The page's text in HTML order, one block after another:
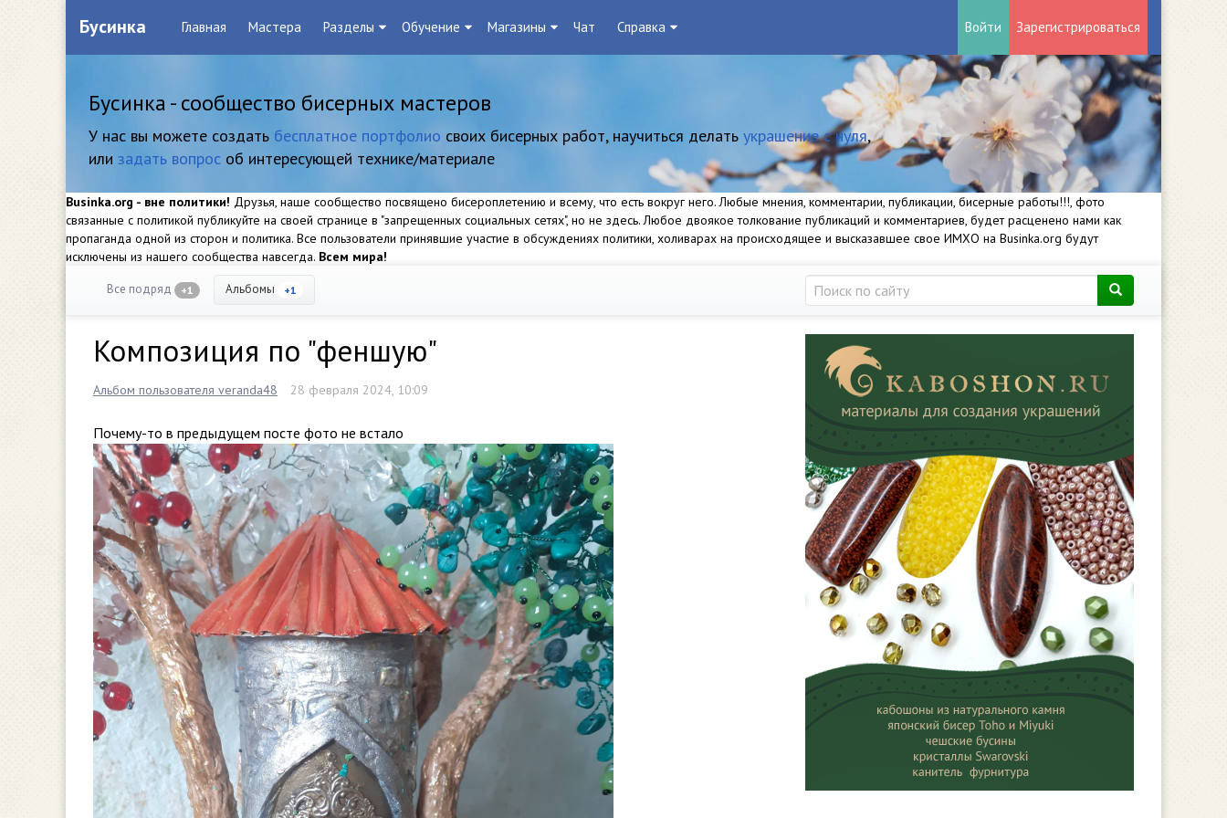
Бусинка Главная Мастера Разделы Обучение Магазины Чат Справка Войти Зарегистрироваться
Бусинка - сообщество бисерных мастеров
У нас вы можете создать бесплатное портфолио своих бисерных работ, научиться делать украшение с нуля,
или задать вопрос об интересующей технике/материале
Businka.org - вне политики! Друзья, наше сообщество посвящено бисероплетению и всему, что есть вокруг него. Любые мнения, комментарии, публикации, бисерные работы!!!, фото
связанные с политикой публикуйте на своей странице в "запрещенных социальных сетях", но не здесь. Любое двоякое толкование публикаций и комментариев, будет расценено нами как
пропаганда одной из сторон и политика. Все пользователи принявшие участие в обсуждениях политики, холиварах на происходящее и высказавшее свое ИМХО на Businka.org будут
исключены из нашего сообщества навсегда. Всем мира!
Все подряд +1 Альбомы +1
Композиция по "феншую"
Альбом пользователя veranda48 28 февраля 2024, 10:09
Почему-то в предыдущем посте фото не встало